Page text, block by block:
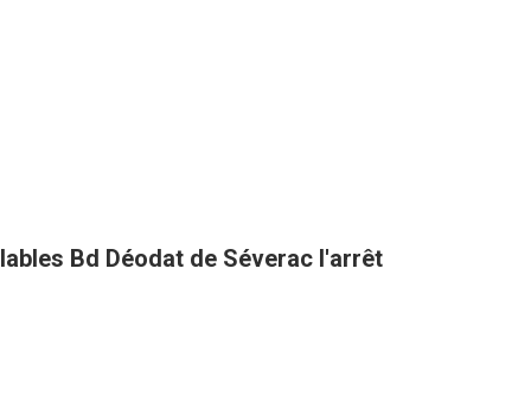
Bd Déodat de Séverac l'arrêt